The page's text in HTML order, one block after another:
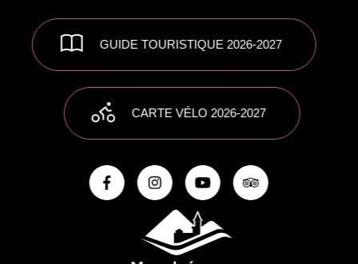
GUIDE TOURISTIQUE 2026-2027
CARTE VÉLO 2026-2027